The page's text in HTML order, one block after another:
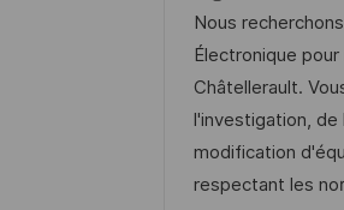
g
e
n
t
l
i
c
u
m
d
e
r
V
t
e
g
o
r
i
Nous
Électronique
Châtellerault.
l'investigation, de
modification
respectant les